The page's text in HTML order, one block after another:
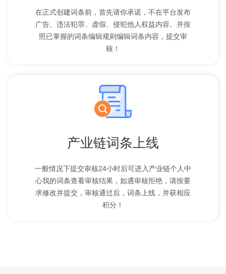
在正式创建词条前，首先请你承诺，不在平台发布
广告、违法犯罪、虚假、侵犯他人权益内容。并按
照已掌握的词条编辑规则编辑词条内容，提交审
核！
产业链词条上线
一般情况下提交审核24小时后可进入产业链个人中
心我的词条查看审核结果，如遇审核拒绝，请按要
求修改并提交，审核通过后，词条上线，并获相应
积分！